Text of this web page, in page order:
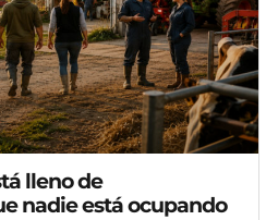
lleno de
nadie está ocupando